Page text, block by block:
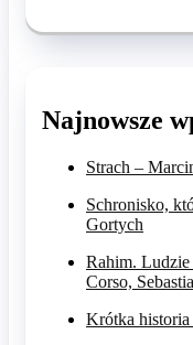
Najnowsze
Strach –
Schronisko,
Gortych
Rahim. Ludzie
Corso,
Krótka historia